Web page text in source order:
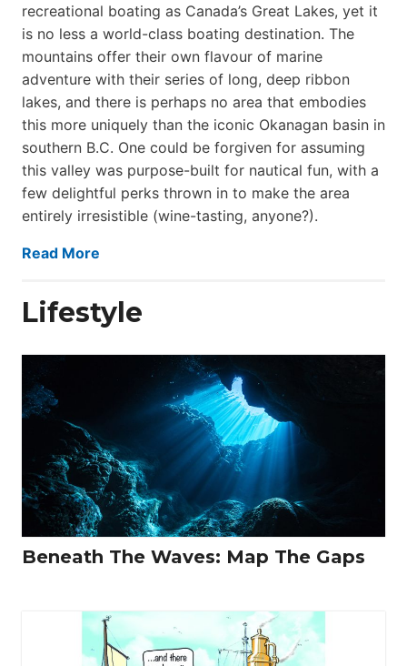
recreational boating as Canada’s Great Lakes, yet it
is no less a world-class boat­ing destination. The
mountains offer their own flavour of marine
adventure with their series of long, deep ribbon
lakes, and there is perhaps no area that embodies
this more uniquely than the iconic Okanagan basin in
southern B.C. One could be forgiven for assuming
this valley was purpose-built for nautical fun, with a
few delightful perks thrown in to make the area
entirely irresistible (wine-tasting, anyone?).
Read More
Lifestyle
Beneath The Waves: Map The Gaps